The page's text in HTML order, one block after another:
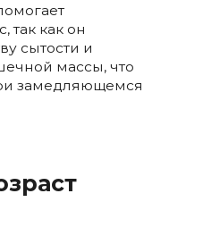
так как он
сытости и
массы, что
замедляющемся